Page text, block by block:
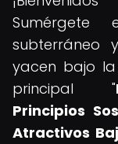
subterráneo
yacen bajo la
principal "
Principios
Atractivos